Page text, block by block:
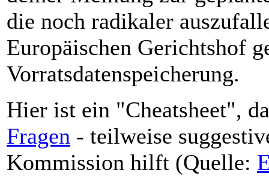
die noch radikaler
Europäischen Gerichtshof
Vorratsdatenspeicherung.
Hier ist ein "Cheatsheet",
Fragen - teilweise
Kommission hilft (Quelle: